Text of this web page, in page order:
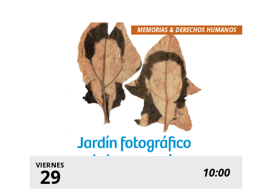
MEMORIAS & DERECHOS HUMANOS
VIERNES
29 10:00